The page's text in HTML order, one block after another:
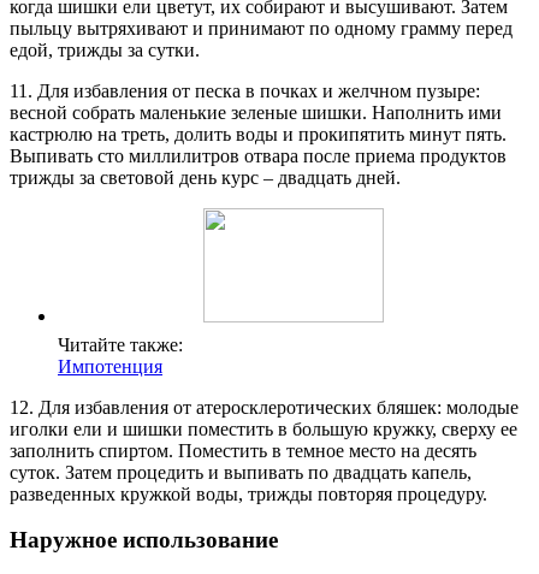
когда шишки ели цветут, их собирают и высушивают. Затем
пыльцу вытряхивают и принимают по одному грамму перед
едой, трижды за сутки.
11. Для избавления от песка в почках и желчном пузыре:
весной собрать маленькие зеленые шишки. Наполнить ими
кастрюлю на треть, долить воды и прокипятить минут пять.
Выпивать сто миллилитров отвара после приема продуктов
трижды за световой день курс – двадцать дней.
Читайте также:
Импотенция
12. Для избавления от атеросклеротических бляшек: молодые
иголки ели и шишки поместить в большую кружку, сверху ее
заполнить спиртом. Поместить в темное место на десять
суток. Затем процедить и выпивать по двадцать капель,
разведенных кружкой воды, трижды повторяя процедуру.
Наружное использование